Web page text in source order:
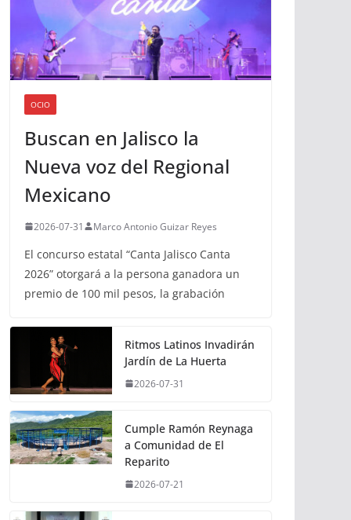
OCIO
Buscan en Jalisco la
Nueva voz del Regional
Mexicano
2026-07-31 Marco Antonio Guizar Reyes
El concurso estatal “Canta Jalisco Canta
2026” otorgará a la persona ganadora un
premio de 100 mil pesos, la grabación
Ritmos Latinos Invadirán
Jardín de La Huerta
2026-07-31
Cumple Ramón Reynaga
a Comunidad de El
Reparito
2026-07-21